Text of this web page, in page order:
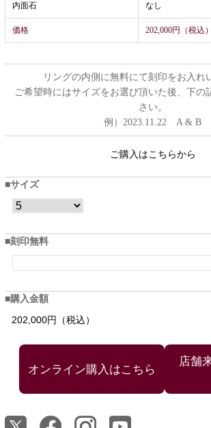
内面石 なし
価格 202,000円（税込）
リングの内側に無料にて刻印をお入れ
ご希望時にはサイズをお選び頂いた後、下の
さい。
例）2023.11.22 A & B
ご購入はこちらから
サイズ
刻印無料
購入金額
202,000円（税込）
店舗